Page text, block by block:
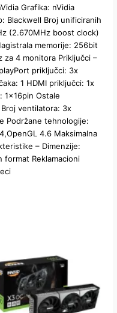
Grafika: nVidia
Blackwell Broj unificiranih
(2.670MHz boost clock)
memorije: 256bit
za 4 monitora Priključci –
priključci: 3x
1 HDMI priključci: 1x
1x16pin Ostale
ventilatora: 3x
Podržane tehnologije:
4.6 Maksimalna
– Dimenzije:
format Reklamacioni